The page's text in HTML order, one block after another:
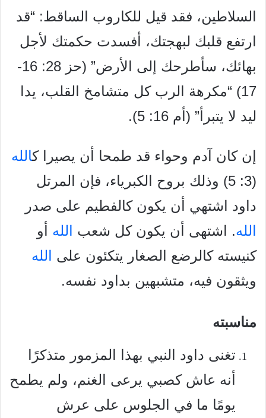
السلاطين، فقد قيل للكاروب الساقط: “قد
ارتفع قلبك لبهجتك، أفسدت حكمتك لأجل
بهائك، سأطرحك إلى الأرض” (حز 28: 16-
17) “مكرهة الرب كل متشامخ القلب، يدا
ليد لا يتبرأ” (أم 16: 5).
إن كان آدم وحواء قد طمحا أن يصيرا كالله
(3: 5) وذلك بروح الكبرياء، فإن المرتل
داود اشتهي أن يكون كالفطيم على صدر
الله. اشتهى أن يكون كل شعب الله أو
كنيسته كالرضع الصغار يتكئون على
الله
ويثقون فيه، متشبهين بداود نفسه.
مناسبته
تغنى داود النبي بهذا المزمور متذكرًا
أنه عاش كصبي يرعى الغنم، ولم يطمح
يومًا ما في الجلوس على عرش